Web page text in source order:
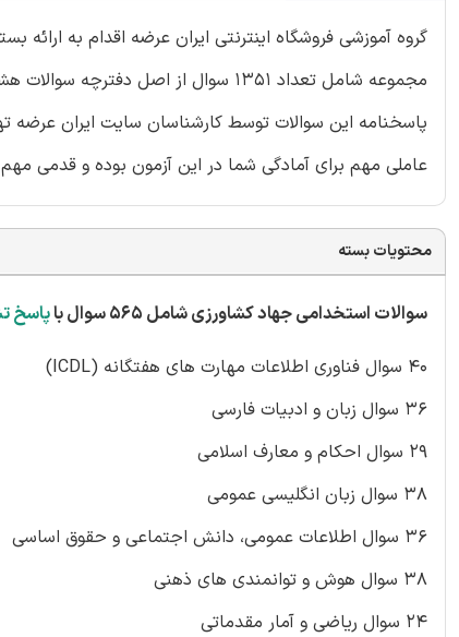
گروه آموزشی فروشگاه اینترنتی ایران عرضه اقدام به
مجموعه شامل تعداد 1351 سوال از
پاسخنامه این سوالات توسط کارشناسان سایت ایران عرضه
عاملی مهم برای آمادگی شما در این آزمون بوده و قدمی
محتویات بسته
سوالات استخدامی جهاد کشاورزی شامل 565 سوال با پاسخ
40 سوال فناوری اطلاعات مهارت های هفتگانه (ICDL)
36 سوال زبان و ادبیات فارسی
29 سوال احکام و معارف اسلامی
38 سوال زبان انگلیسی عمومی
36 سوال اطلاعات عمومی، دانش اجتماعی و حقوق اساسی
38 سوال هوش و توانمندی های ذهنی
24 سوال ریاضی و آمار مقدماتی